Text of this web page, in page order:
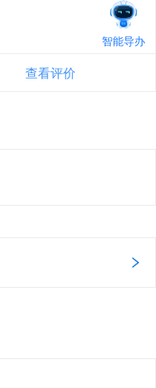
智能导办
查看评价